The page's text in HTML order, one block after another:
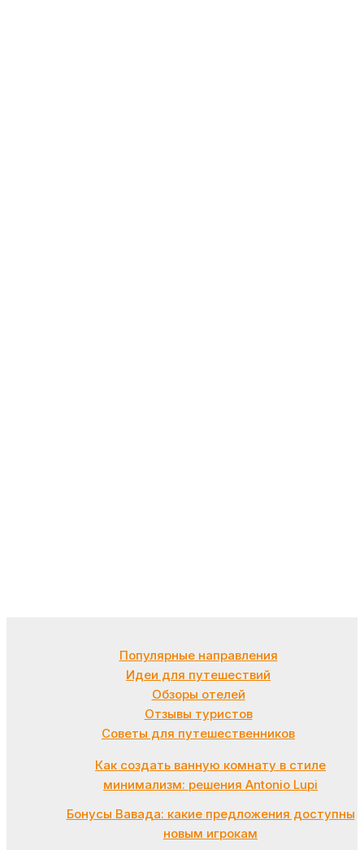
Популярные направления
Идеи для путешествий
Обзоры отелей
Отзывы туристов
Советы для путешественников
Как создать ванную комнату в стиле
минимализм: решения Antonio Lupi
Бонусы Вавада: какие предложения доступны
новым игрокам